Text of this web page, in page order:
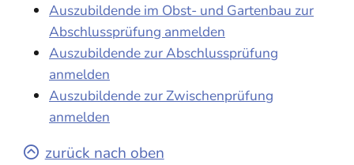
Auszubildende im Obst- und Gartenbau zur
Abschlussprüfung anmelden
Auszubildende zur Abschlussprüfung
anmelden
Auszubildende zur Zwischenprüfung
anmelden
zurück nach oben